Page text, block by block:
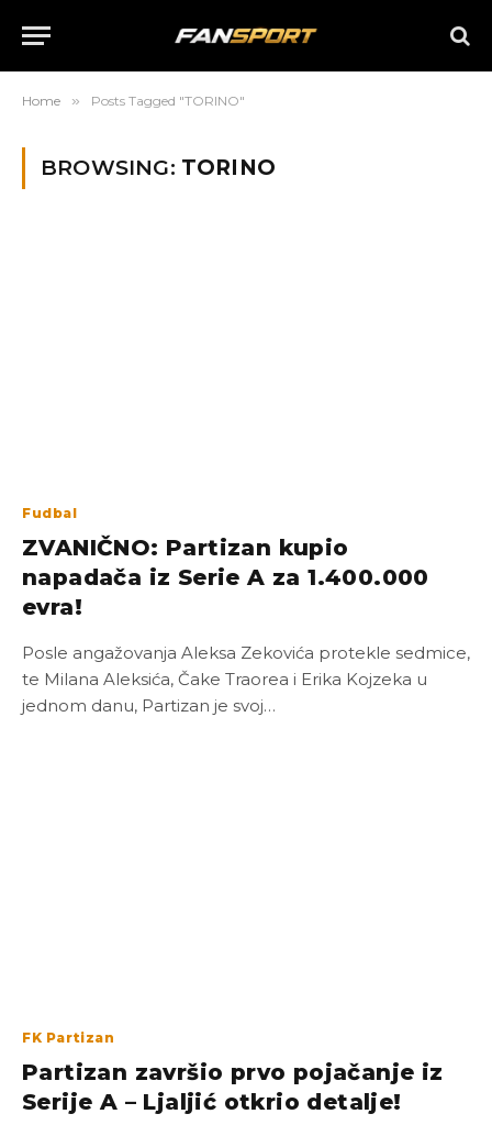
Home » Posts Tagged "TORINO"
BROWSING: TORINO
Fudbal
ZVANIČNO: Partizan kupio
napadača iz Serie A za 1.400.000
evra!
Posle angažovanja Aleksa Zekovića protekle sedmice,
te Milana Aleksića, Čake Traorea i Erika Kojzeka u
jednom danu, Partizan je svoj…
FK Partizan
Partizan završio prvo pojačanje iz
Serije A – Ljaljić otkrio detalje!